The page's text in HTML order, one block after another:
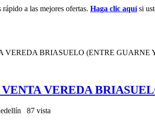
rápido a las mejores ofertas. Haga clic aquísi
VEREDA BRIASUELO (ENTRE GUARNE
VEREDA
87 vista